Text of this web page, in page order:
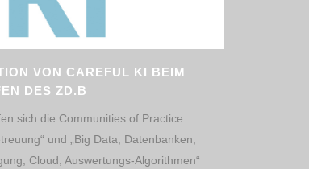
VON CAREFUL KI BEIM
DES ZD.B
sich die Communities of Practice
und „Big Data, Datenbanken,
Cloud, Auswertungs-Algorithmen“